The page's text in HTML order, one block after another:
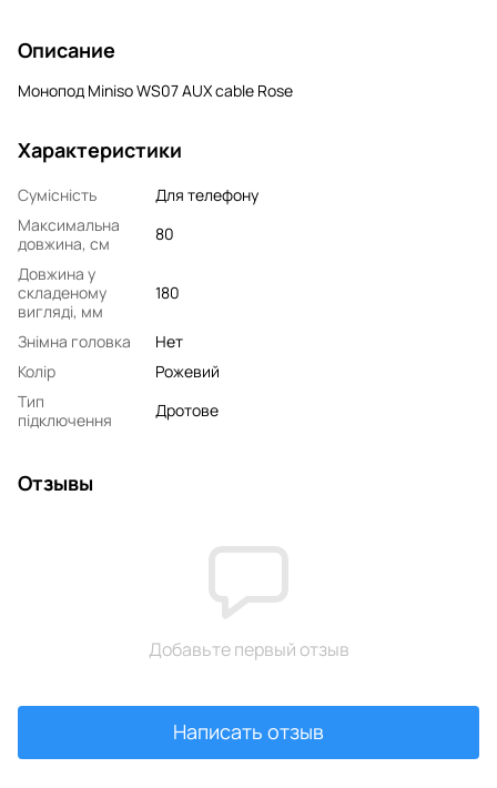
Описание
Монопод Miniso WS07 AUX cable Rose
Характеристики
Сумісність
Для телефону
Максимальна
довжина, см
80
Довжина у
складеному
вигляді, мм
180
Знімна головка
Нет
Колір
Рожевий
Тип
підключення
Дротове
Отзывы
Добавьте первый отзыв
Написать отзыв